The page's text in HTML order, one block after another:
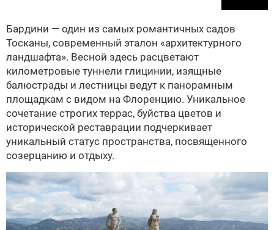
Бардини — один из самых романтичных садов
Тосканы, современный эталон «архитектурного
ландшафта». Весной здесь расцветают
километровые туннели глицинии, изящные
балюстрады и лестницы ведут к панорамным
площадкам с видом на Флоренцию. Уникальное
сочетание строгих террас, буйства цветов и
исторической реставрации подчеркивает
уникальный статус пространства, посвященного
созерцанию и отдыху.